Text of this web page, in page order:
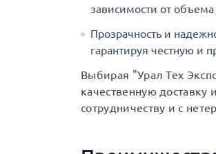
зависимости от объема
Прозрачность и
гарантируя честную и
Выбирая "Урал Тех
качественную
сотрудничеству и с